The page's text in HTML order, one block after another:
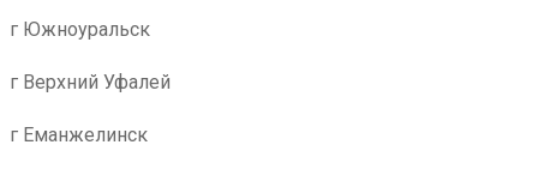
г Южноуральск
г Верхний Уфалей
г Еманжелинск